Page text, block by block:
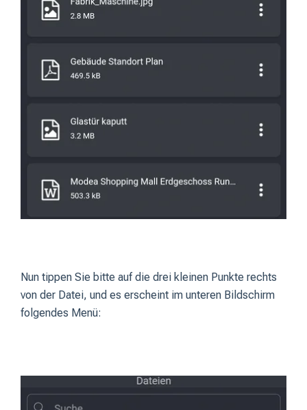
Nun tippen Sie bitte auf die drei kleinen Punkte rechts
von der Datei, und es erscheint im unteren Bildschirm
folgendes Menü: